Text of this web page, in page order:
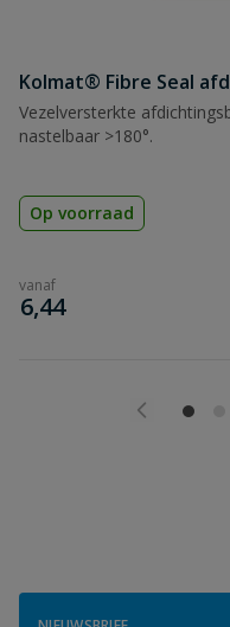
Kolmat® Fibre Seal
Vezelversterkte
nastelbaar >180°.
Op voorraad
vanaf
€
6,44